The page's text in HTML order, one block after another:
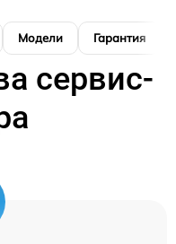
Модели Гарантия
сервис-